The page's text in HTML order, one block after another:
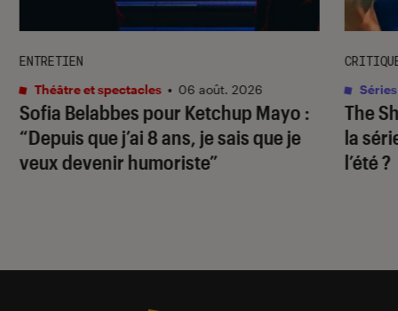
Sofia Belabbes pour Ketchup Mayo :
“Depuis que j’ai 8 ans, je sais que je
veux devenir humoriste”
ENTRETIEN
Théâtre et spectacles • 06 août. 2026
The
la
l’été ?
Séries